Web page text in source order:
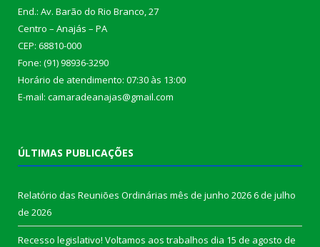
End.: Av. Barão do Rio Branco, 27
Centro – Anajás – PA
CEP: 68810-000
Fone: (91) 98936-3290
Horário de atendimento: 07:30 às 13:00
E-mail: camaradeanajas@gmail.com
ÚLTIMAS PUBLICAÇÕES
Relatório das Reuniões Ordinárias mês de junho 20266 de julho
de 2026
Recesso legislativo! Voltamos aos trabalhos dia 15 de agosto de